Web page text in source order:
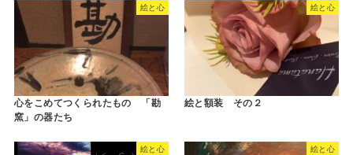
絵と心
心をこめてつくられたもの 「勘
窯」の器たち
絵と心
絵と額装 その２
絵と心 絵と心